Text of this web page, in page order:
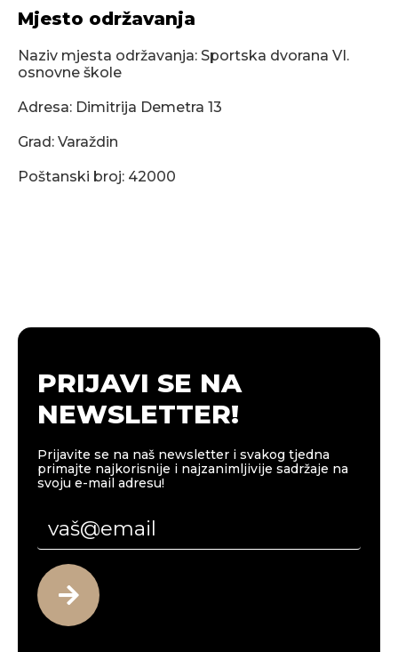
Mjesto održavanja
Naziv mjesta održavanja: Sportska dvorana VI.
osnovne škole
Adresa: Dimitrija Demetra 13
Grad: Varaždin
Poštanski broj: 42000
PRIJAVI SE NA
NEWSLETTER!
Prijavite se na naš newsletter i svakog tjedna
primajte najkorisnije i najzanimljivije sadržaje na
svoju e-mail adresu!